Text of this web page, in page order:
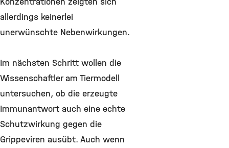
allerdings keinerlei
unerwünschte Nebenwirkungen.
Im nächsten Schritt wollen die
Wissenschaftler am Tiermodell
untersuchen, ob die erzeugte
Immunantwort auch eine echte
Schutzwirkung gegen die
Grippeviren ausübt. Auch wenn